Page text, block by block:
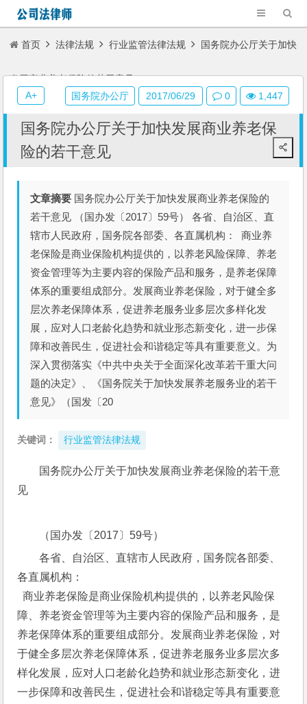
首页 法律法规 行业监管法律法规 国务院办公厅关于加快
发展商业养老保险的若干意见
国务院办公厅关于加快发展商业养老保
险的若干意见
文章摘要 国务院办公厅关于加快发展商业养老保险的
若干意见 （国办发〔2017〕59号） 各省、自治区、直
辖市人民政府，国务院各部委、各直属机构： 商业养
老保险是商业保险机构提供的，以养老风险保障、养老
资金管理等为主要内容的保险产品和服务，是养老保障
体系的重要组成部分。发展商业养老保险，对于健全多
层次养老保障体系，促进养老服务业多层次多样化发
展，应对人口老龄化趋势和就业形态新变化，进一步保
障和改善民生，促进社会和谐稳定等具有重要意义。为
深入贯彻落实《中共中央关于全面深化改革若干重大问
题的决定》、《国务院关于加快发展养老服务业的若干
意见》（国发〔20
关键词： 行业监管法律法规
国务院办公厅关于加快发展商业养老保险的若干意
见
（国办发〔2017〕59号）
各省、自治区、直辖市人民政府，国务院各部委、
各直属机构：
商业养老保险是商业保险机构提供的，以养老风险保
障、养老资金管理等为主要内容的保险产品和服务，是
养老保障体系的重要组成部分。发展商业养老保险，对
于健全多层次养老保障体系，促进养老服务业多层次多
样化发展，应对人口老龄化趋势和就业形态新变化，进
一步保障和改善民生，促进社会和谐稳定等具有重要意
国务院办公厅 2017/06/29 0 1,447
A+